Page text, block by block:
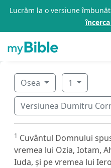
Lucrăm la o versiune
Osea 1
Versiunea Dumitru
1 Cuvântul Domnului
vremea lui Ozia, Iotam,
Iuda, și pe vremea lui